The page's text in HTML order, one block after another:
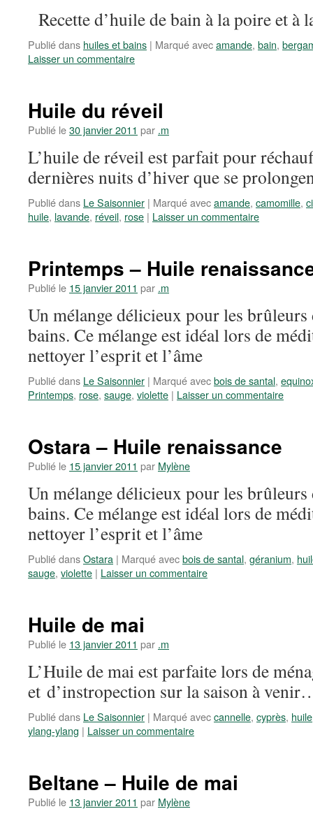
Recette d’huile de bain à la poire et à
Publié dans huiles et bains | Marqué avecamande, bain,
Laisser un commentaire
Huile du réveil
Publié le30 janvier 2011 par .m
L’huile de réveil est parfait pour
dernières nuits d’hiver que se
Publié dans Le Saisonnier | Marqué avecamande, camomille,
huile, lavande, réveil, rose | Laisser un commentaire
Printemps – Huile
Publié le 15 janvier 2011 par .m
Un mélange délicieux pour les
bains. Ce mélange est idéal lors de
nettoyer l’esprit et l’âme
Publié dans Le Saisonnier | Marqué avecbois de santal,
Printemps, rose, sauge, violette | Laisser un commentaire
Ostara – Huile renaissance
Publié le 15 janvier 2011 par Mylène
Un mélange délicieux pour les
bains. Ce mélange est idéal lors de
nettoyer l’esprit et l’âme
Publié dansOstara | Marqué avecbois de santal, géranium,
sauge, violette | Laisser un commentaire
Huile de mai
Publié le 13 janvier 2011 par .m
L’Huile de mai est parfaite lors de
et d’instropection sur la saison à
Publié dans Le Saisonnier | Marqué aveccannelle, cyprès, huile
ylang-ylang | Laisser un commentaire
Beltane – Huile de mai
Publié le 13 janvier 2011 par Mylène